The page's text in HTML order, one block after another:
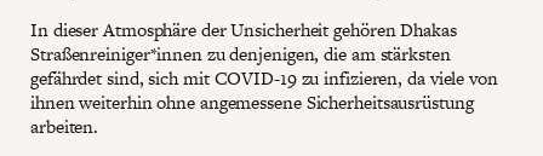
In dieser Atmosphäre der Unsicherheit gehören Dhakas
Straßenreiniger*innen zu denjenigen, die am stärksten
gefährdet sind, sich mit COVID-19 zu infizieren, da viele von
ihnen weiterhin ohne angemessene Sicherheitsausrüstung
arbeiten.